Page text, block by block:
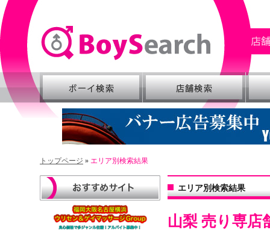
トップページ » エリア別検索結果
エリア別検索結果
山梨 売り専店